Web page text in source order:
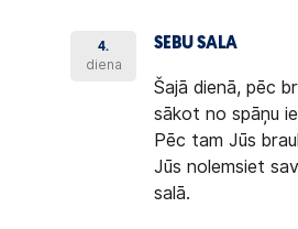
4.
diena
SEBU SALA
Šajā dienā, pēc
sākot no spāņu
Pēc tam Jūs
Jūs nolemsiet
salā.